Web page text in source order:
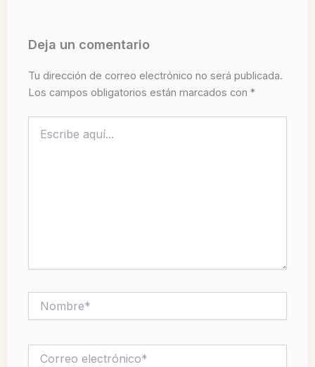
Deja un comentario
Tu dirección de correo electrónico no será publicada.
Los campos obligatorios están marcados con *
aquí...